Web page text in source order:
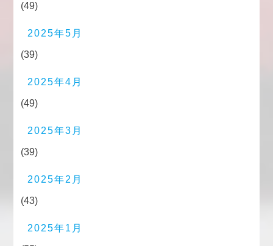
(49)
2025年5月
(39)
2025年4月
(49)
2025年3月
(39)
2025年2月
(43)
2025年1月